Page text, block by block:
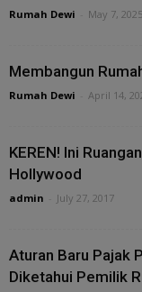
Rumah Dewi May 7, 2025
Membangun
Rumah Dewi April 14,
KEREN! Ini
Hollywood
admin July 27, 2017
Aturan Baru Pajak
Diketahui Pemilik